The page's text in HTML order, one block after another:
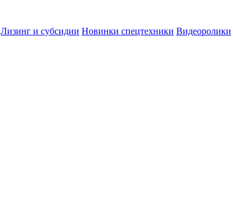
Лизинг и субсидии Новинки спецтехники Видеоролики